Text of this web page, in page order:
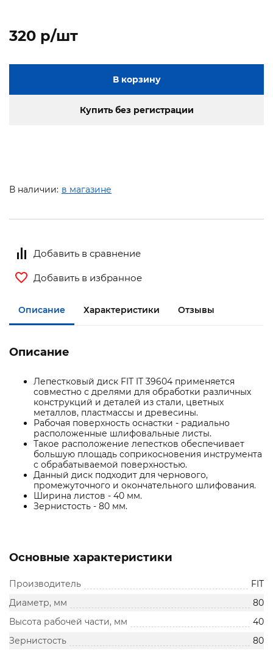
320 p/шт
В корзину
Купить без регистрации
В наличии: в магазине
Добавить в сравнение
Добавить в избранное
Описание Характеристики Отзывы
Описание
Лепестковый диск FIT IT 39604 применяется
совместно с дрелями для обработки различных
конструкций и деталей из стали, цветных
металлов, пластмассы и древесины.
Рабочая поверхность оснастки - радиально
расположенные шлифовальные листы.
Такое расположение лепестков обеспечивает
большую площадь соприкосновения инструмента
с обрабатываемой поверхностью.
Данный диск подходит для чернового,
промежуточного и окончательного шлифования.
Ширина листов - 40 мм.
Зернистость - 80 мм.
Основные характеристики
Производитель
FIT
Диаметр, мм
80
Высота рабочей части, мм
40
Зернистость
80